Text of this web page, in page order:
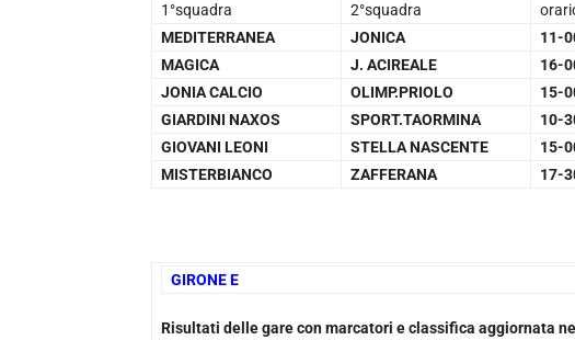
1°squadra 2°squadra
MEDITERRANEA
JONICA 11-
MAGICA
J. ACIREALE 16-
JONIA CALCIO
OLIMP.PRIOLO 15-
GIARDINI NAXOS
SPORT.TAORMINA 10-
GIOVANI LEONI
STELLA NASCENTE 15-
MISTERBIANCO
ZAFFERANA 17-
GIRONE E
Risultati delle gare con marcatori e classifica aggiornata